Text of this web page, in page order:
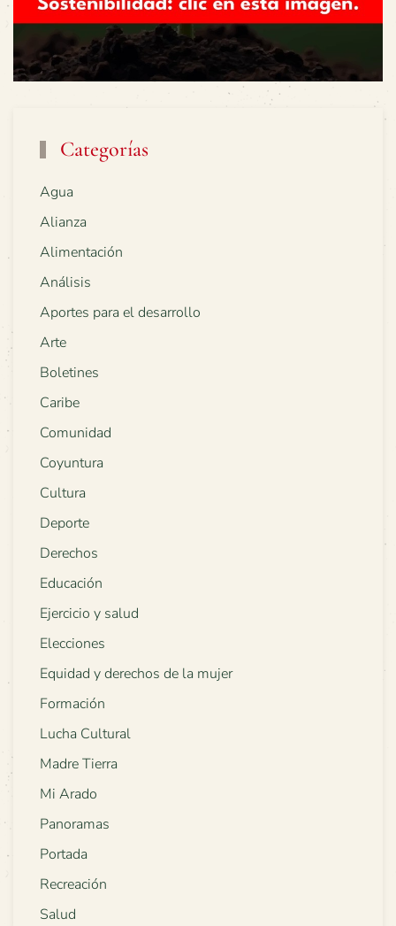
Categorías
Agua
Alianza
Alimentación
Análisis
Aportes para el desarrollo
Arte
Boletines
Caribe
Comunidad
Coyuntura
Cultura
Deporte
Derechos
Educación
Ejercicio y salud
Elecciones
Equidad y derechos de la mujer
Formación
Lucha Cultural
Madre Tierra
Mi Arado
Panoramas
Portada
Recreación
Salud